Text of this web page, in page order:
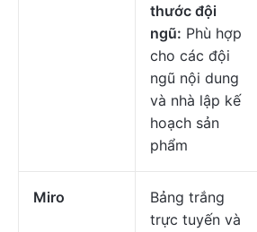
thước đội
ngũ: Phù hợp
cho các đội
ngũ nội dung
và nhà lập kế
hoạch sản
phẩm
Miro
Bảng trắng
trực tuyến và